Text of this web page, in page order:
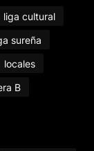
liga cultural
sureña
locales
B